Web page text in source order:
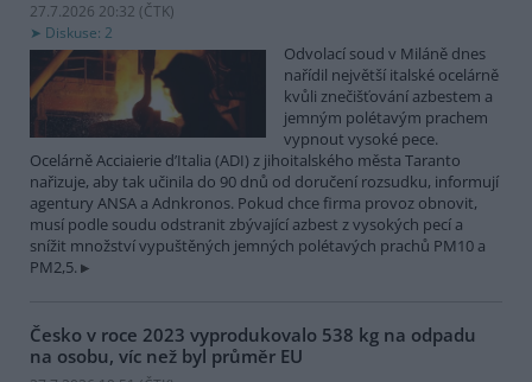
27.7.2026 20:32 (ČTK)
Diskuse: 2
Odvolací soud v Miláně dnes
nařídil největší italské ocelárně
kvůli znečišťování azbestem a
jemným polétavým prachem
vypnout vysoké pece.
Ocelárně Acciaierie d’Italia (ADI) z jihoitalského města Taranto
nařizuje, aby tak učinila do 90 dnů od doručení rozsudku, informují
agentury ANSA a Adnkronos. Pokud chce firma provoz obnovit,
musí podle soudu odstranit zbývající azbest z vysokých pecí a
snížit množství vypuštěných jemných polétavých prachů PM10 a
PM2,5.
Česko v roce 2023 vyprodukovalo 538 kg na odpadu
na osobu, víc než byl průměr EU